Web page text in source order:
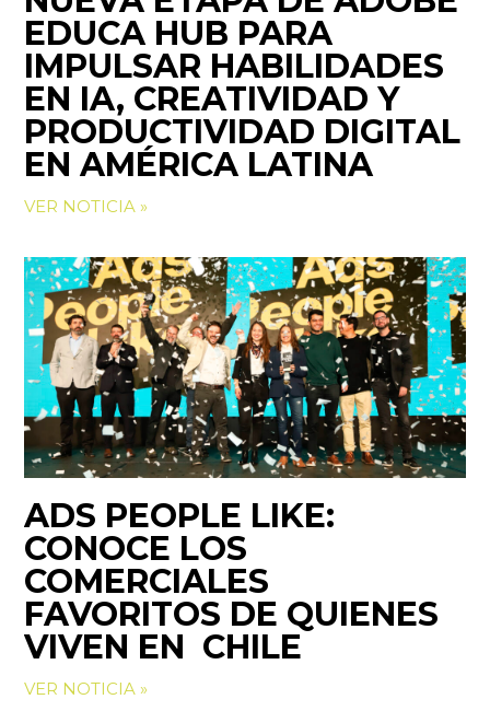
EDUCA HUB PARA
IMPULSAR HABILIDADES
EN IA, CREATIVIDAD Y
PRODUCTIVIDAD DIGITAL
EN AMÉRICA LATINA
VER NOTICIA »
ADS PEOPLE LIKE:
CONOCE LOS
COMERCIALES
FAVORITOS DE QUIENES
VIVEN EN CHILE
VER NOTICIA »